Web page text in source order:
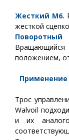
Жесткий М6.
жесткой
Вращающийся
положением,
Применение
Трос
Walvoil
и их